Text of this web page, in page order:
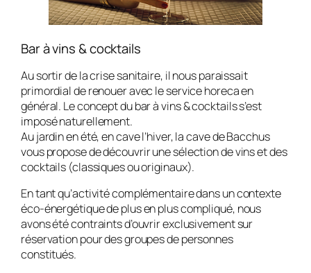
Bar à vins & cocktails
Au sortir de la crise sanitaire, il nous paraissait
primordial de renouer avec le service horeca en
général. Le concept du bar à vins & cocktails s’est
imposé naturellement.
Au jardin en été, en cave l’hiver, la cave de Bacchus
vous propose de découvrir une sélection de vins et des
cocktails (classiques ou originaux).
En tant qu’activité complémentaire dans un contexte
éco-énergétique de plus en plus compliqué, nous
avons été contraints d’ouvrir exclusivement sur
réservation pour des groupes de personnes
constitués.